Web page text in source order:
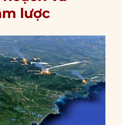
lược